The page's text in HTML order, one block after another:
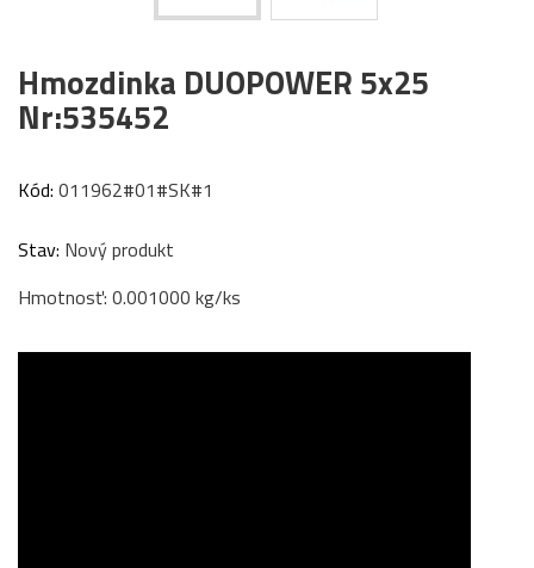
Hmozdinka DUOPOWER 5x25
Nr:535452
Kód: 011962#01#SK#1
Stav: Nový produkt
Hmotnosť: 0.001000 kg/ks